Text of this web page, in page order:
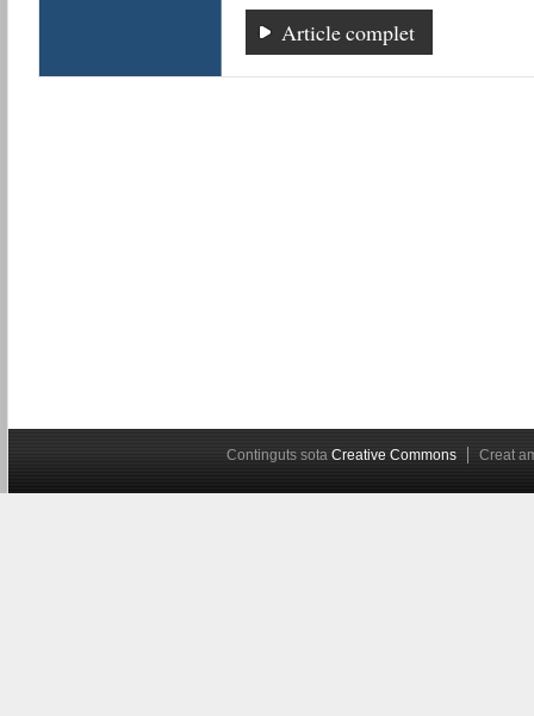
Article complet
Continguts sota Creative Commons Creat